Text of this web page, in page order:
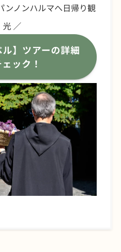
ンノンハルマへ日帰り観
光 ／
ル】ツアーの詳細
ック！